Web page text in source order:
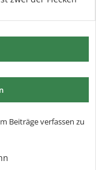
Beiträge verfassen zu